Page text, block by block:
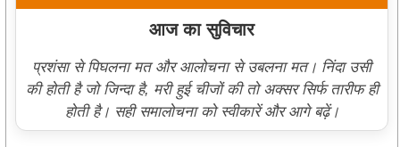
आज का सुविचार
प्रशंसा से पिघलना मत और आलोचना से उबलना मत। निंदा उसी
की होती है जो जिन्दा है, मरी हुई चीजों की तो अक्सर सिर्फ तारीफ ही
होती है। सही समालोचना को स्वीकारें और आगे बढ़ें।